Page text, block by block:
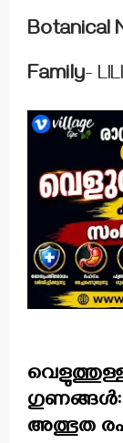
Botanical
Family-
ഗുണങ്ങൾ:
അത്ഭുത